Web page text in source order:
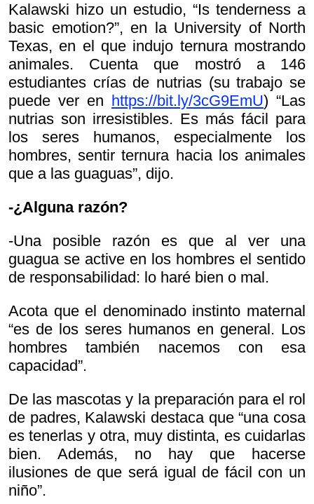
Kalawski hizo un estudio, “Is tenderness a
basic emotion?”, en la University of North
Texas, en el que indujo ternura mostrando
animales. Cuenta que mostró a 146
estudiantes crías de nutrias (su trabajo se
puede ver en https://bit.ly/3cG9EmU) “Las
nutrias son irresistibles. Es más fácil para
los seres humanos, especialmente los
hombres, sentir ternura hacia los animales
que a las guaguas”, dijo.
-¿Alguna razón?
-Una posible razón es que al ver una
guagua se active en los hombres el sentido
de responsabilidad: lo haré bien o mal.
Acota que el denominado instinto maternal
“es de los seres humanos en general. Los
hombres también nacemos con esa
capacidad”.
De las mascotas y la preparación para el rol
de padres, Kalawski destaca que “una cosa
es tenerlas y otra, muy distinta, es cuidarlas
bien. Además, no hay que hacerse
ilusiones de que será igual de fácil con un
niño”.